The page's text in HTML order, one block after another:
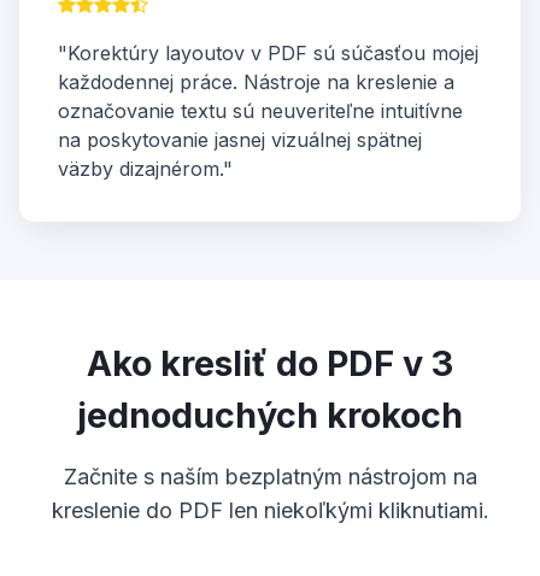
"Korektúry layoutov v PDF sú súčasťou mojej
každodennej práce. Nástroje na kreslenie a
označovanie textu sú neuveriteľne intuitívne
na poskytovanie jasnej vizuálnej spätnej
väzby dizajnérom."
Ako kresliť do PDF v 3
jednoduchých krokoch
Začnite s naším bezplatným nástrojom na
kreslenie do PDF len niekoľkými kliknutiami.